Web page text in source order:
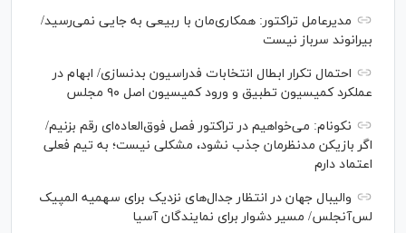
مدیرعامل تراکتور: همکاری‌مان با ربیعی به جایی نمی‌رسید/
بیرانوند سرباز نیست
احتمال تکرار ابطال انتخابات فدراسیون بدنسازی/ ابهام در
عملکرد کمیسیون تطبیق و ورود کمیسیون اصل ۹۰ مجلس
نکونام: می‌خواهیم در تراکتور فصل فوق‌العاده‌ای رقم بزنیم/
اگر بازیکن مدنظرمان جذب نشود، مشکلی نیست؛ به تیم فعلی
اعتماد دارم
والیبال جهان در انتظار جدال‌های نزدیک برای سهمیه المپیک
لس‌آنجلس/ مسیر دشوار برای نمایندگان آسیا